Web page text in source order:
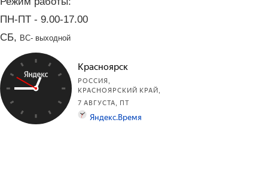
ПН-ПТ - 9.00-17.00
СБ, ВС- выходной